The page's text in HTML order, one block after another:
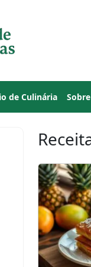
de Culinária